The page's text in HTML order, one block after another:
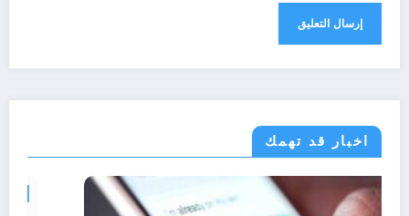
اخبار قد تهمك
مجتمع